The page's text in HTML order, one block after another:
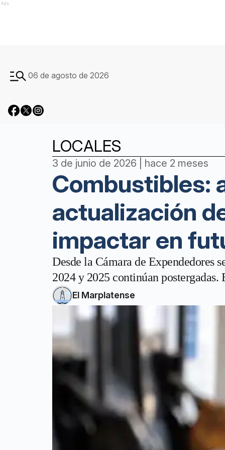
Ads
06 de agosto de 2026
LOCALES
3 de junio de 2026 | hace 2 meses
Combustibles:
actualización
impactar en
Desde la Cámara de Expendedores
2024 y 2025 continúan
El Marplatense